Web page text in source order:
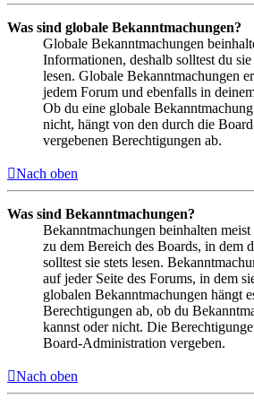
Was sind globale Bekanntmachungen?
Globale Bekanntmachungen
Informationen, deshalb solltest du
lesen. Globale Bekanntmachungen
jedem Forum und ebenfalls in
Ob du eine globale
nicht, hängt von den durch die
vergebenen Berechtigungen ab.
Nach oben
Was sind Bekanntmachungen?
Bekanntmachungen beinhalten
zu dem Bereich des Boards, in dem
solltest sie stets lesen.
auf jeder Seite des Forums, in dem
globalen Bekanntmachungen hängt
Berechtigungen ab, ob du
kannst oder nicht. Die
Board-Administration vergeben.
Nach oben